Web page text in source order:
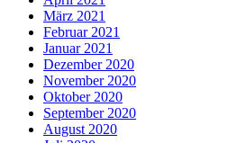
März 2021
Februar 2021
Januar 2021
Dezember 2020
November 2020
Oktober 2020
September 2020
August 2020